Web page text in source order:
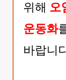
위해 오
운동화
바랍니